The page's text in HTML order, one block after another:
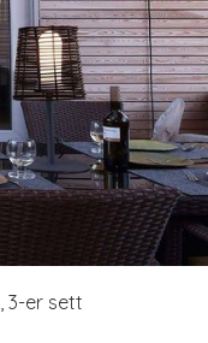
3-er sett